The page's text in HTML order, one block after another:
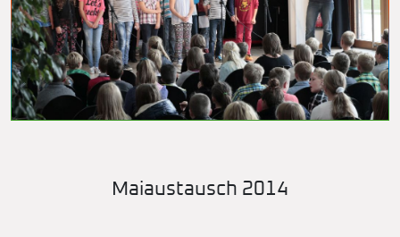
Maiaustausch 2014